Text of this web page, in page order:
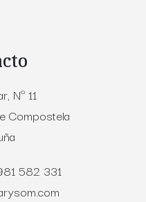
Nº 11
Compostela
582 331